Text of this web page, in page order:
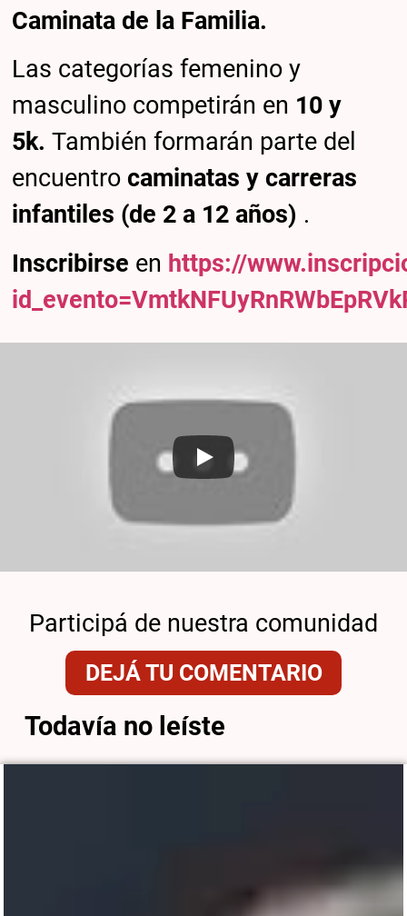
Caminata de la Familia.
Las categorías femenino y
masculino competirán en 10 y
5k.También formarán parte del
encuentro caminatas y carreras
infantiles (de 2 a 12 años) .
Inscribirse en https://
Participá de nuestra comunidad
DEJÁ TU COMENTARIO
Todavía no leíste